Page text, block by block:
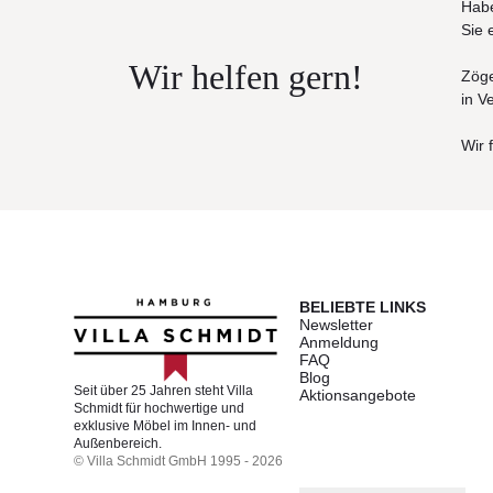
Wir helfen gern!
Sie
in
Wir
Seit über 25 Jahren steht Villa
Schmidt für hochwertige und
exklusive Möbel im Innen- und
Außenbereich.
© Villa Schmidt GmbH 1995 - 2026
BELIEBTE LINKS
Newsletter
Anmeldung
FAQ
Blog
Aktionsangebote